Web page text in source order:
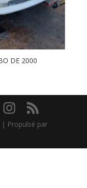
DE 2000
| Propulsé par